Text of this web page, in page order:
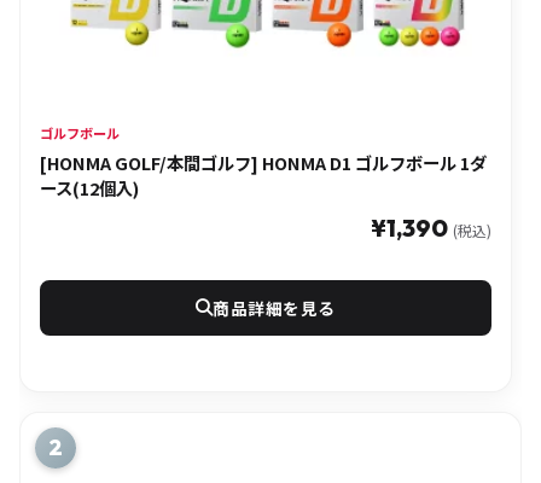
ゴルフボール
[HONMA GOLF/本間ゴルフ] HONMA D1 ゴルフボール 1ダ
ース(12個入)
¥1,390 (税込)
商品詳細を見る